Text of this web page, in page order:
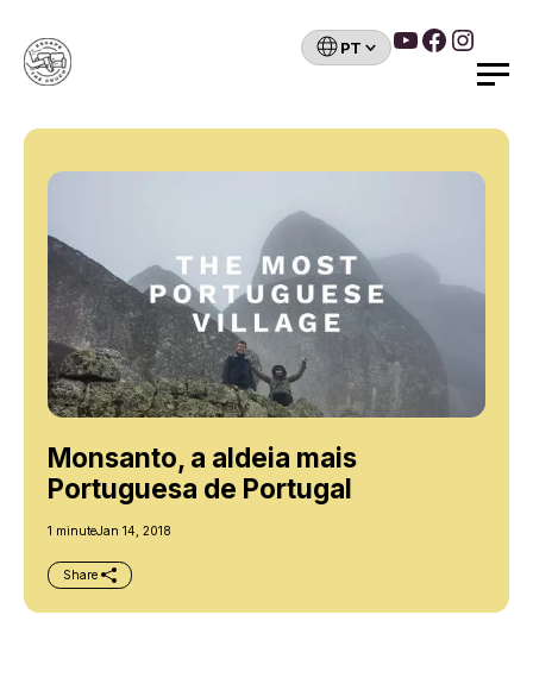
content
Search
Escolha
um
YouTube
Monsanto, a aldeia mais
Portuguesa de Portugal
1 minuteJan 14, 2018
Share